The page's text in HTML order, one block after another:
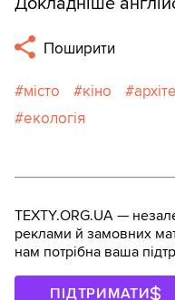
Поширити
місто кіно
екологія
TEXTY.ORG.UA —
реклами й замовних
нам потрібна ваша
ПІДТРИМАТИ